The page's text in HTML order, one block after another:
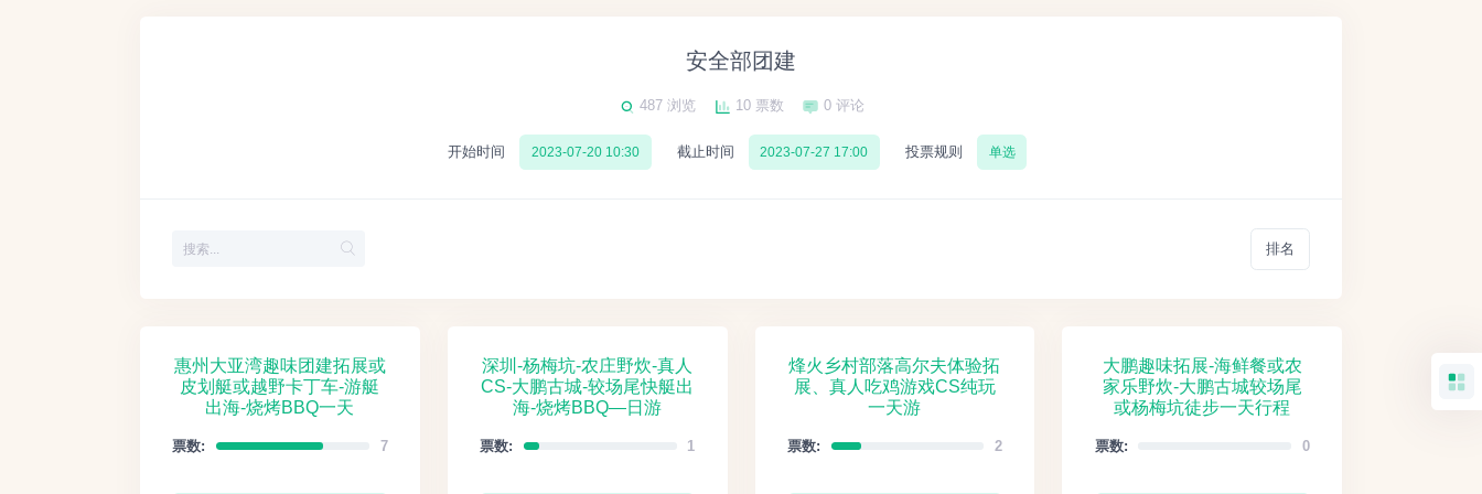
安全部团建
487 浏览 10 票数 0 评论
开始时间 2023-07-20 10:30 截止时间 2023-07-27 17:00 投票规则 单选
排名
惠州大亚湾趣味团建拓展或
皮划艇或越野卡丁车-游艇
出海-烧烤BBQ一天
票数: 7
深圳-杨梅坑-农庄野炊-真人
CS-大鹏古城-较场尾快艇出
海-烧烤BBQ—日游
票数: 1
烽火乡村部落高尔夫体验拓
展、真人吃鸡游戏CS纯玩
一天游
票数: 2
大鹏趣味拓展-海鲜餐或农
家乐野炊-大鹏古城较场尾
或杨梅坑徒步一天行程
票数: 0